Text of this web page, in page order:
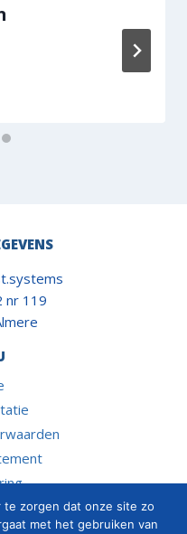
nr 119
te zorgen dat onze site zo
met het gebruiken van